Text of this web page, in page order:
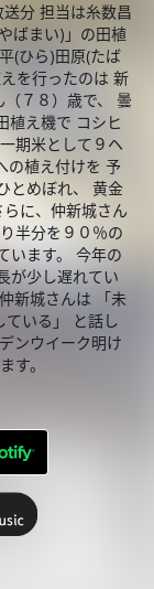
分 担当は糸数昌
ばまい)」の田植
(ひら)田原(たば
を行ったのは 新
７８）歳で、 曇
植え機で コシヒ
期米として９ヘ
の植え付けを 予
とめぼれ、 黄金
に、仲新城さん
半分を９０％の
います。 今年の
が少し遅れてい
新城さんは 「未
ている」 と話し
ンウイーク明け
す。